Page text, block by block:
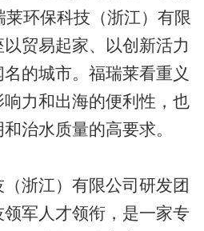
环保科技（浙江）有限
贸易起家、以创新活力
的城市。福瑞莱看重义
力和出海的便利性，也
治水质量的高要求。
浙江）有限公司研发团
军人才领衔，是一家专